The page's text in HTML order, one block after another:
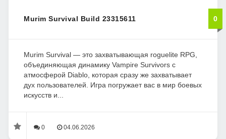
Murim Survival Build 23315611 0
Murim Survival — это захватывающая roguelite RPG,
объединяющая динамику Vampire Survivors с
атмосферой Diablo, которая сразу же захватывает
дух пользователей. Игра погружает вас в мир боевых
искусств и...
0 04.06.2026